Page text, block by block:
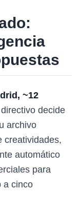
~12
decide
archivo
creatividades,
automático
para
a cinco